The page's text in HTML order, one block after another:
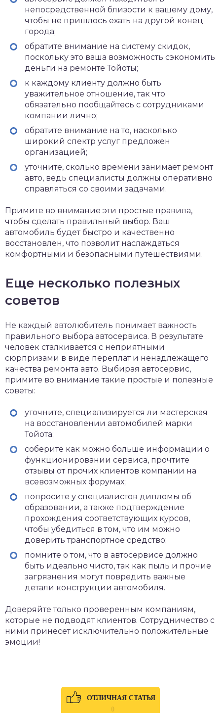
непосредственной близости к вашему дому,
чтобы не пришлось ехать на другой конец
города;
обратите внимание на систему скидок,
поскольку это ваша возможность сэкономить
деньги на ремонте Тойоты;
к каждому клиенту должно быть
уважительное отношение, так что
обязательно пообщайтесь с сотрудниками
компании лично;
обратите внимание на то, насколько
широкий спектр услуг предложен
организацией;
уточните, сколько времени занимает ремонт
авто, ведь специалисты должны оперативно
справляться со своими задачами.
Примите во внимание эти простые правила,
чтобы сделать правильный выбор. Ваш
автомобиль будет быстро и качественно
восстановлен, что позволит наслаждаться
комфортными и безопасными путешествиями.
Еще несколько полезных
советов
Не каждый автолюбитель понимает важность
правильного выбора автосервиса. В результате
человек сталкивается с неприятными
сюрпризами в виде переплат и ненадлежащего
качества ремонта авто. Выбирая автосервис,
примите во внимание такие простые и полезные
советы:
уточните, специализируется ли мастерская
на восстановлении автомобилей марки
Тойота;
соберите как можно больше информации о
функционировании сервиса, прочтите
отзывы от прочих клиентов компании на
всевозможных форумах;
попросите у специалистов дипломы об
образовании, а также подтверждение
прохождения соответствующих курсов,
чтобы убедиться в том, что им можно
доверить транспортное средство;
помните о том, что в автосервисе должно
быть идеально чисто, так как пыль и прочие
загрязнения могут повредить важные
детали конструкции автомобиля.
Доверяйте только проверенным компаниям,
которые не подводят клиентов. Сотрудничество с
ними принесет исключительно положительные
эмоции!
ОТЛИЧНАЯ СТАТЬЯ
0